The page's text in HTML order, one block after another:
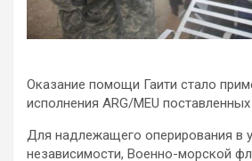
Оказание помощи Гаити стало
исполнения ARG/MEU поставленных
Для надлежащего оперирования в
независимости, Военно-морской